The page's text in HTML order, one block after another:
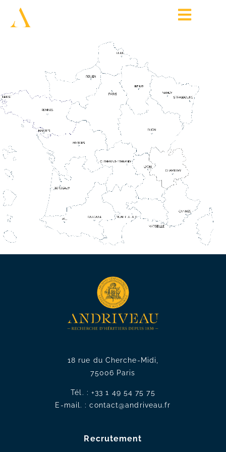
18 rue du Cherche-Midi,
75006 Paris
Tél. : +33 1 49 54 75 75
E-mail. :contact@andriveau.fr
Recrutement